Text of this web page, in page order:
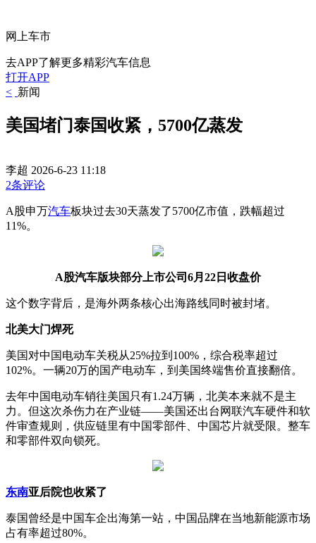
网上车市
去APP了解更多精彩汽车信息
打开APP
< 新闻
美国堵门泰国收紧，5700亿蒸发
李超 2026-6-23 11:18
2条评论
A股申万汽车板块过去30天蒸发了5700亿市值，跌幅超过
11%。
A股汽车版块部分上市公司6月22日收盘价
这个数字背后，是海外两条核心出海路线同时被封堵。
北美大门焊死
美国对中国电动车关税从25%拉到100%，综合税率超过
102%。一辆20万的国产电动车，到美国终端售价直接翻倍。
去年中国电动车销往美国只有1.24万辆，北美本来就不是主
力。但这次杀伤力在产业链——美国还出台网联汽车硬件和软
件审查规则，供应链里有中国零部件、中国芯片就受限。整车
和零部件双向锁死。
东南亚后院也收紧了
泰国曾经是中国车企出海第一站，中国品牌在当地新能源市场
占有率超过80%。